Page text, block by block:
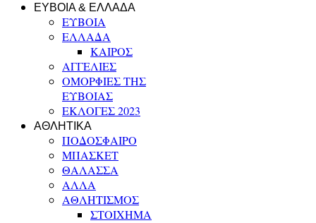
ΕΥΒΟΙΑ & ΕΛΛΑΔΑ
ΕΥΒΟΙΑ
ΕΛΛΑΔΑ
ΚΑΙΡΟΣ
ΑΓΓΕΛΙΕΣ
ΟΜΟΡΦΙΕΣ ΤΗΣ
ΕΥΒΟΙΑΣ
ΕΚΛΟΓΕΣ 2023
ΑΘΛΗΤΙΚΑ
ΠΟΔΟΣΦΑΙΡΟ
ΜΠΑΣΚΕΤ
ΘΑΛΑΣΣΑ
ΑΛΛΑ
ΑΘΛΗΤΙΣΜΟΣ
ΣΤΟΙΧΗΜΑ